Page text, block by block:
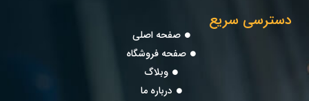
دسترسی سریع
صفحه اصلی
صفحه فروشگاه
وبلاگ
درباره ما